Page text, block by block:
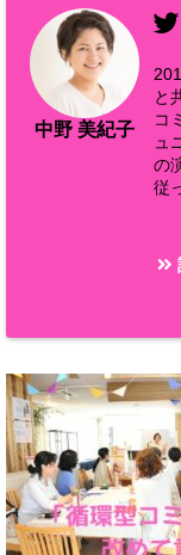
中野 美紀子
と
コ
ュ
の
従